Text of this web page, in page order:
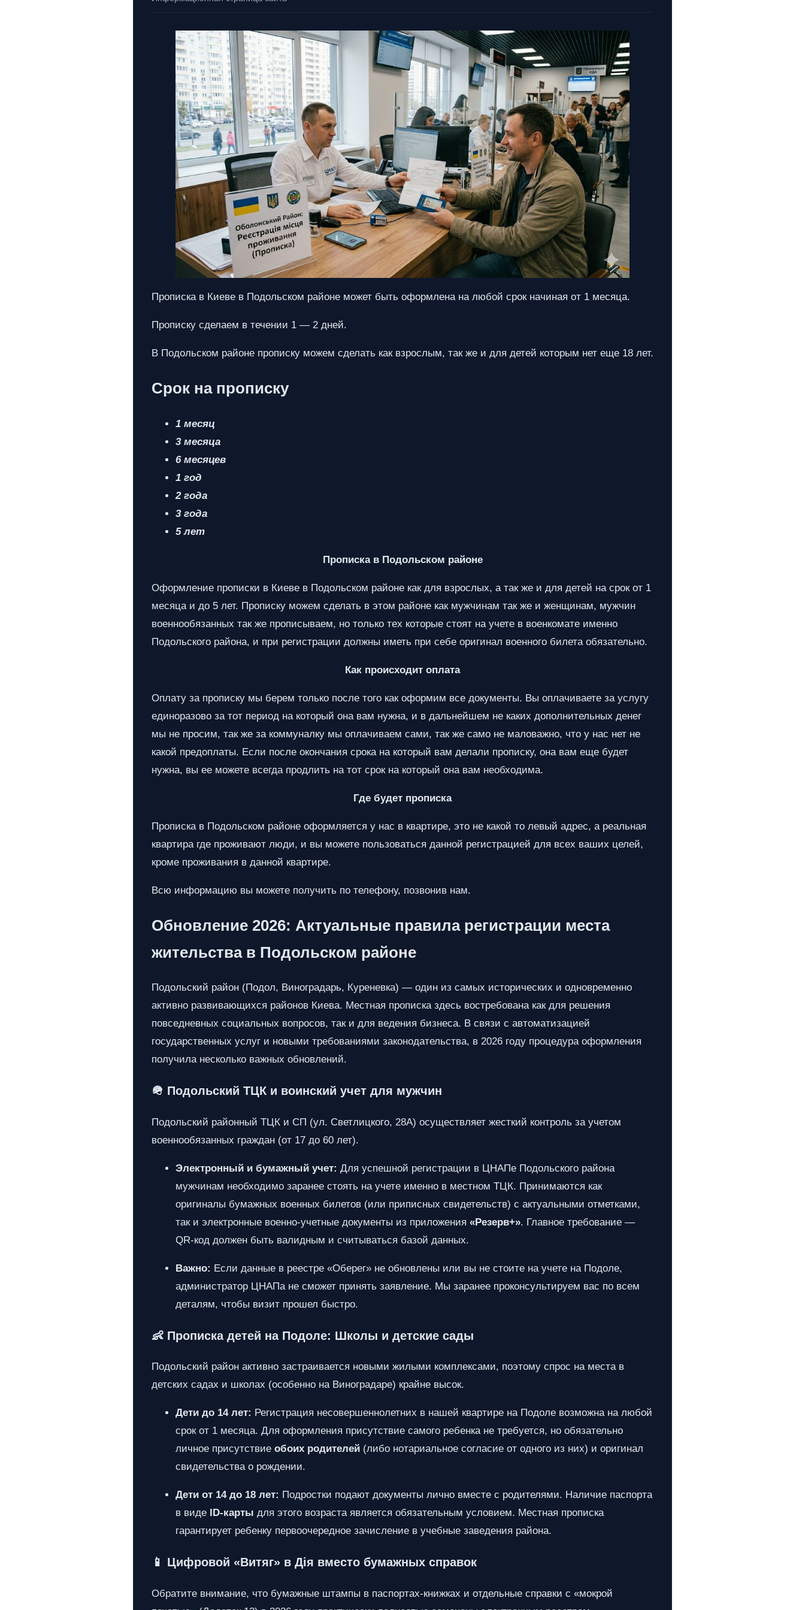
Прописка в Киеве в Подольском районе может быть оформлена на любой срок начиная от 1 месяца.
Прописку сделаем в течении 1 — 2 дней.
В Подольском районе прописку можем сделать как взрослым, так же и для детей которым нет еще 18 лет.
Срок на прописку
1 месяц
3 месяца
6 месяцев
1 год
2 года
3 года
5 лет
Прописка в Подольском районе
Оформление прописки в Киеве в Подольском районе как для взрослых, а так же и для детей на срок от 1
месяца и до 5 лет. Прописку можем сделать в этом районе как мужчинам так же и женщинам, мужчин
военнообязанных так же прописываем, но только тех которые стоят на учете в военкомате именно
Подольского района, и при регистрации должны иметь при себе оригинал военного билета обязательно.
Как происходит оплата
Оплату за прописку мы берем только после того как оформим все документы. Вы оплачиваете за услугу
единоразово за тот период на который она вам нужна, и в дальнейшем не каких дополнительных денег
мы не просим, так же за коммуналку мы оплачиваем сами, так же само не маловажно, что у нас нет не
какой предоплаты. Если после окончания срока на который вам делали прописку, она вам еще будет
нужна, вы ее можете всегда продлить на тот срок на который она вам необходима.
Где будет прописка
Прописка в Подольском районе оформляется у нас в квартире, это не какой то левый адрес, а реальная
квартира где проживают люди, и вы можете пользоваться данной регистрацией для всех ваших целей,
кроме проживания в данной квартире.
Всю информацию вы можете получить по телефону, позвонив нам.
Обновление 2026: Актуальные правила регистрации места
жительства в Подольском районе
Подольский район (Подол, Виноградарь, Куреневка) — один из самых исторических и одновременно
активно развивающихся районов Киева. Местная прописка здесь востребована как для решения
повседневных социальных вопросов, так и для ведения бизнеса. В связи с автоматизацией
государственных услуг и новыми требованиями законодательства, в 2026 году процедура оформления
получила несколько важных обновлений.
🪖 Подольский ТЦК и воинский учет для мужчин
Подольский районный ТЦК и СП (ул. Светлицкого, 28А) осуществляет жесткий контроль за учетом
военнообязанных граждан (от 17 до 60 лет).
Электронный и бумажный учет: Для успешной регистрации в ЦНАПе Подольского района
мужчинам необходимо заранее стоять на учете именно в местном ТЦК. Принимаются как
оригиналы бумажных военных билетов (или приписных свидетельств) с актуальными отметками,
так и электронные военно-учетные документы из приложения «Резерв+». Главное требование —
QR-код должен быть валидным и считываться базой данных.
Важно: Если данные в реестре «Оберег» не обновлены или вы не стоите на учете на Подоле,
администратор ЦНАПа не сможет принять заявление. Мы заранее проконсультируем вас по всем
деталям, чтобы визит прошел быстро.
👶 Прописка детей на Подоле: Школы и детские сады
Подольский район активно застраивается новыми жилыми комплексами, поэтому спрос на места в
детских садах и школах (особенно на Виноградаре) крайне высок.
Дети до 14 лет: Регистрация несовершеннолетних в нашей квартире на Подоле возможна на любой
срок от 1 месяца. Для оформления присутствие самого ребенка не требуется, но обязательно
личное присутствие обоих родителей (либо нотариальное согласие от одного из них) и оригинал
свидетельства о рождении.
Дети от 14 до 18 лет: Подростки подают документы лично вместе с родителями. Наличие паспорта
в виде
ID-карты для этого возраста является обязательным условием. Местная прописка
гарантирует ребенку первоочередное зачисление в учебные заведения района.
📱 Цифровой «Витяг» в Дія вместо бумажных справок
Обратите внимание, что бумажные штампы в паспортах-книжках и отдельные справки с «мокрой